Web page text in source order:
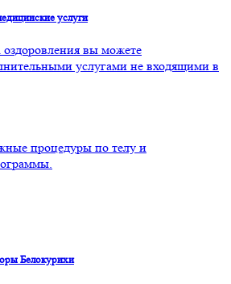
услуги
вы можете
услугами не входящими в
процедуры по телу и
Белокурихи